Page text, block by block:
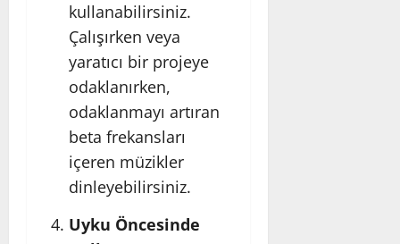
kullanabilirsiniz.
Çalışırken veya
yaratıcı bir projeye
odaklanırken,
odaklanmayı artıran
beta frekansları
içeren müzikler
dinleyebilirsiniz.
Uyku Öncesinde